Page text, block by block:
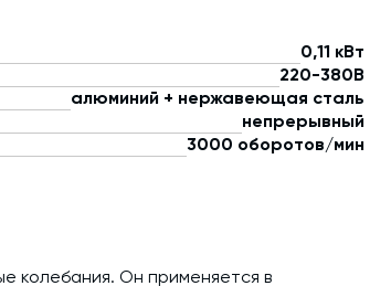
0,11 кВт
220-380В
алюминий + нержавеющая сталь
непрерывный
3000 оборотов/мин
колебания. Он применяется в